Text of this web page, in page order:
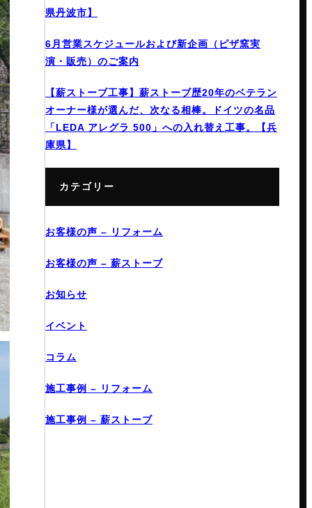
県丹波市】
6月営業スケジュールおよび新企画（ピザ窯実
演・販売）のご案内
【薪ストーブ工事】薪ストーブ歴20年のベテラン
オーナー様が選んだ、次なる相棒。ドイツの名品
「LEDA アレグラ 500」への入れ替え工事。【兵
庫県】
カテゴリー
お客様の声 – リフォーム
お客様の声 – 薪ストーブ
お知らせ
イベント
コラム
施工事例 – リフォーム
施工事例 – 薪ストーブ